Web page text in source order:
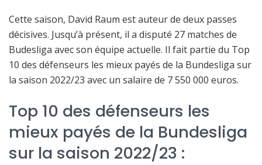
Cette saison, David Raum est auteur de deux passes
décisives. Jusqu’à présent, il a disputé 27 matches de
Budesliga avec son équipe actuelle. Il fait partie du Top
10 des défenseurs les mieux payés de la Bundesliga sur
la saison 2022/23 avec un salaire de 7 550 000 euros.
Top 10 des défenseurs les
mieux payés de la Bundesliga
sur la saison 2022/23 :